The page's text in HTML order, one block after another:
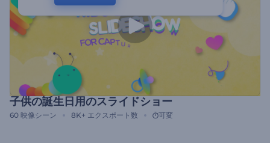
子供の誕生日用のスライドショー
60 映像シーン 8K+ エクスポート数 可変